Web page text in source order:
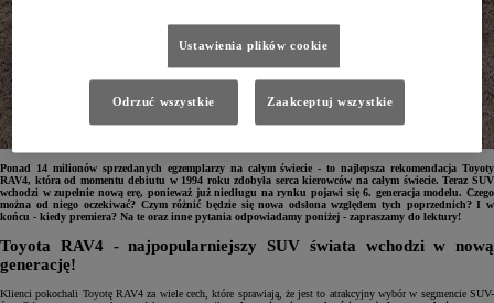
Ponad 14 milionów sprzedanych egzemplarzy na całym świecie - to najlepsza rekomendacja Toyoty
RAV4, która od momentu debiutu w 1994 roku zdobyła serca kierowców na całym świecie. Teraz SUV
wchodzi w zupełnie nową erę, ponieważ już niedługu na rynku pojawi się 6. generacja modelu. Czego
można od niego oczekiwać? Czym różnić będzie się nowa odsłona względem tych poprzednich? I w
końcu - kiedy premiera? Na te oraz inne pytania odpowiadamy poniżej - zapraszamy do lektury!
Toyota RAV4 - najpopularniejszy SUV świata wchodzi w nową
generację!
Klienci pokochali Toyotę RAV4 za wiele cech, które sprawiają, że jest to atrakcyjny wybór w segmencie SUV-
Ustawienia plików cookie
Odrzuć wszystkie Zaakceptuj wszystkie